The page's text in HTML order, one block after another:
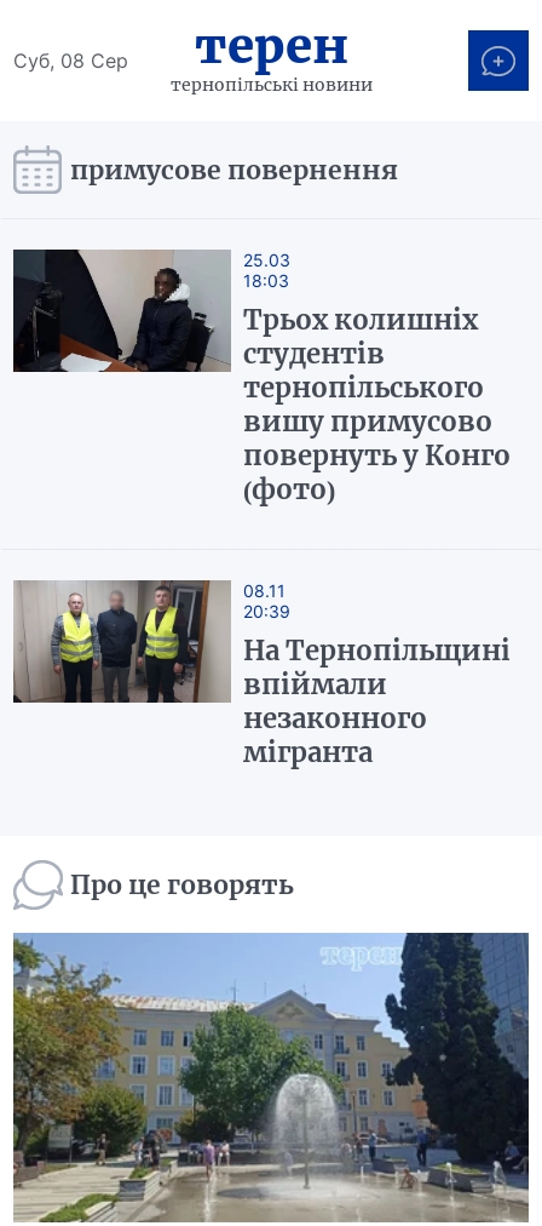
Суб, 08 Сер терен
тернопільські новини
примусове повернення
25.03
18:03
Трьох колишніх
студентів
тернопільського
вишу примусово
повернуть у Конго
(фото)
08.11
20:39
На Тернопільщині
впіймали
незаконного
мігранта
Про це говорять